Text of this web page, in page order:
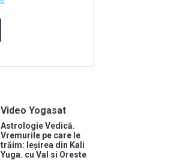
Video Yogasat
Astrologie Vedică.
Vremurile pe care le
trăim: Ieșirea din Kali
Yuga. cu Val si Oreste